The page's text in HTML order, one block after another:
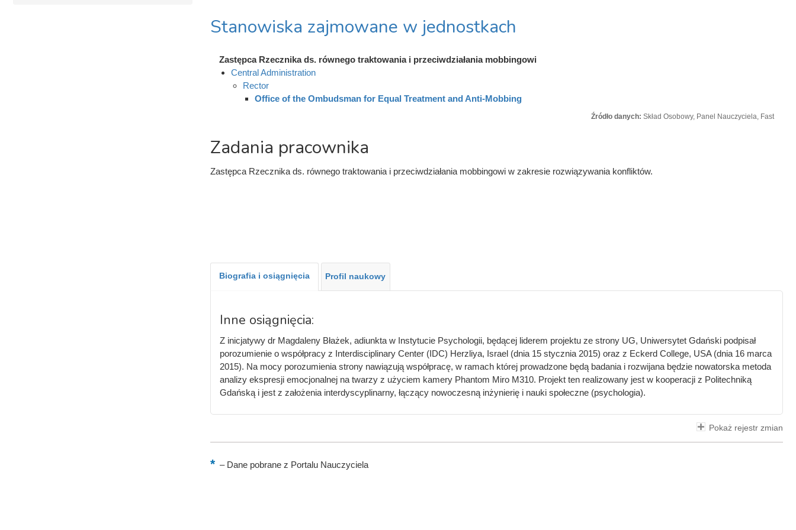
Stanowiska zajmowane w jednostkach
Zastępca Rzecznika ds. równego traktowania i przeciwdziałania mobbingowi
Central Administration
Rector
Office of the Ombudsman for Equal Treatment and Anti-Mobbing
Źródło danych: Skład Osobowy, Panel Nauczyciela, Fast
Zadania pracownika
Zastępca Rzecznika ds. równego traktowania i przeciwdziałania mobbingowi w zakresie rozwiązywania konfliktów.
Biografia i osiągnięcia Profil naukowy
Inne osiągnięcia:
Z inicjatywy dr Magdaleny Błażek, adiunkta w Instytucie Psychologii, będącej liderem projektu ze strony UG, Uniwersytet Gdański podpisał
porozumienie o współpracy z Interdisciplinary Center (IDC) Herzliya, Israel (dnia 15 stycznia 2015) oraz z Eckerd College, USA (dnia 16 marca
2015). Na mocy porozumienia strony nawiązują współpracę, w ramach której prowadzone będą badania i rozwijana będzie nowatorska metoda
analizy ekspresji emocjonalnej na twarzy z użyciem kamery Phantom Miro M310. Projekt ten realizowany jest w kooperacji z Politechniką
Gdańską i jest z założenia interdyscyplinarny, łączący nowoczesną inżynierię i nauki społeczne (psychologia).
Pokaż rejestr zmian
–Dane pobrane z Portalu Nauczyciela